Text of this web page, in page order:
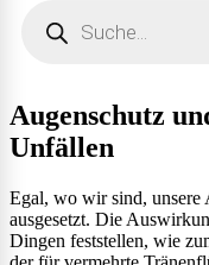
search
Augenschutz
Unfällen
Egal, wo wir sind, unsere
ausgesetzt. Die
Dingen feststellen, wie